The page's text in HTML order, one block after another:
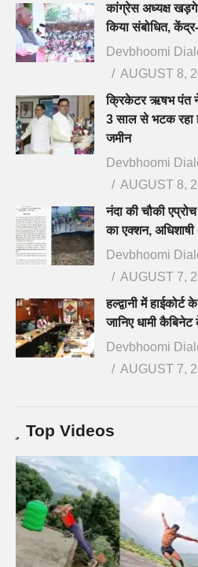
कांग्रेस अध्यक्ष
किया संबोधित,
Devbhoomi
AUGUST 8,
क्रिकेटर ऋषभ पंत
3 साल से भटक रहा
जमीन
Devbhoomi
AUGUST 8,
नंदा की चौकी
का एक्शन, अधिशाषी
Devbhoomi
AUGUST 7,
हल्द्वानी में
जानिए धामी
Devbhoomi
AUGUST 7,
Top Videos